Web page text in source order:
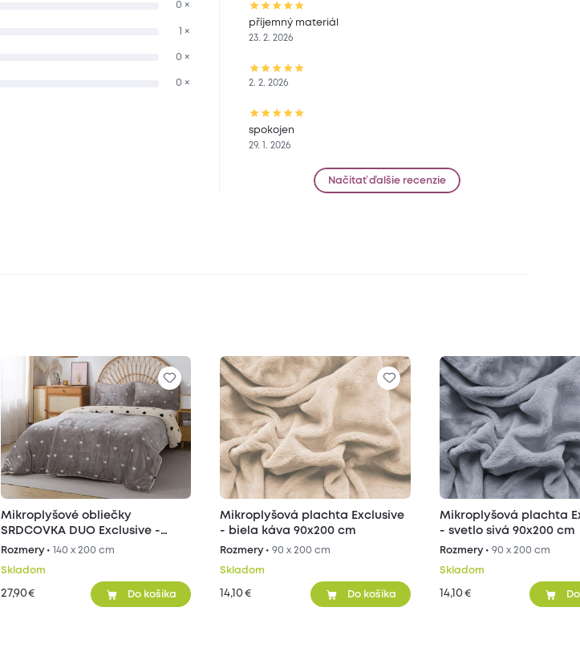
0 ×
1 ×
0 ×
0 ×
příjemný materiál
23. 2. 2026
2. 2. 2026
spokojen
29. 1. 2026
Načítať ďalšie recenzie
Mikroplyšové obliečky
SRDCOVKA DUO Exclusive -
sivé/béžové
Rozmery • 140 x 200 cm
Skladom
27,90 € Do košíka
Mikroplyšová plachta Exclusive
- biela káva 90x200 cm
Rozmery •90 x 200 cm
Skladom
14,10 € Do košíka
Mikroplyšová plachta
- svetlo sivá 90x200 cm
Rozmery • 90 x 200 cm
Skladom
14,10 €